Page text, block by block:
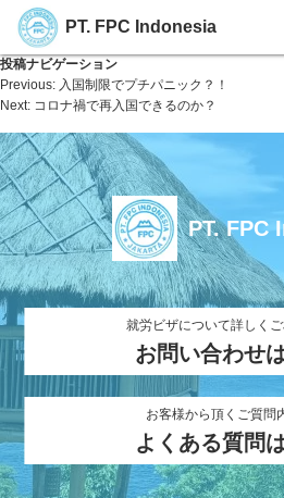
PT. FPC Indonesia
投稿ナビゲーション
Previous: 入国制限でプチパニック？！
Next: コロナ禍で再入国できるのか？
PT. FPC
就労ビザについて詳しく
お問い合わせ
お客様から頂くご質問
よくある質問